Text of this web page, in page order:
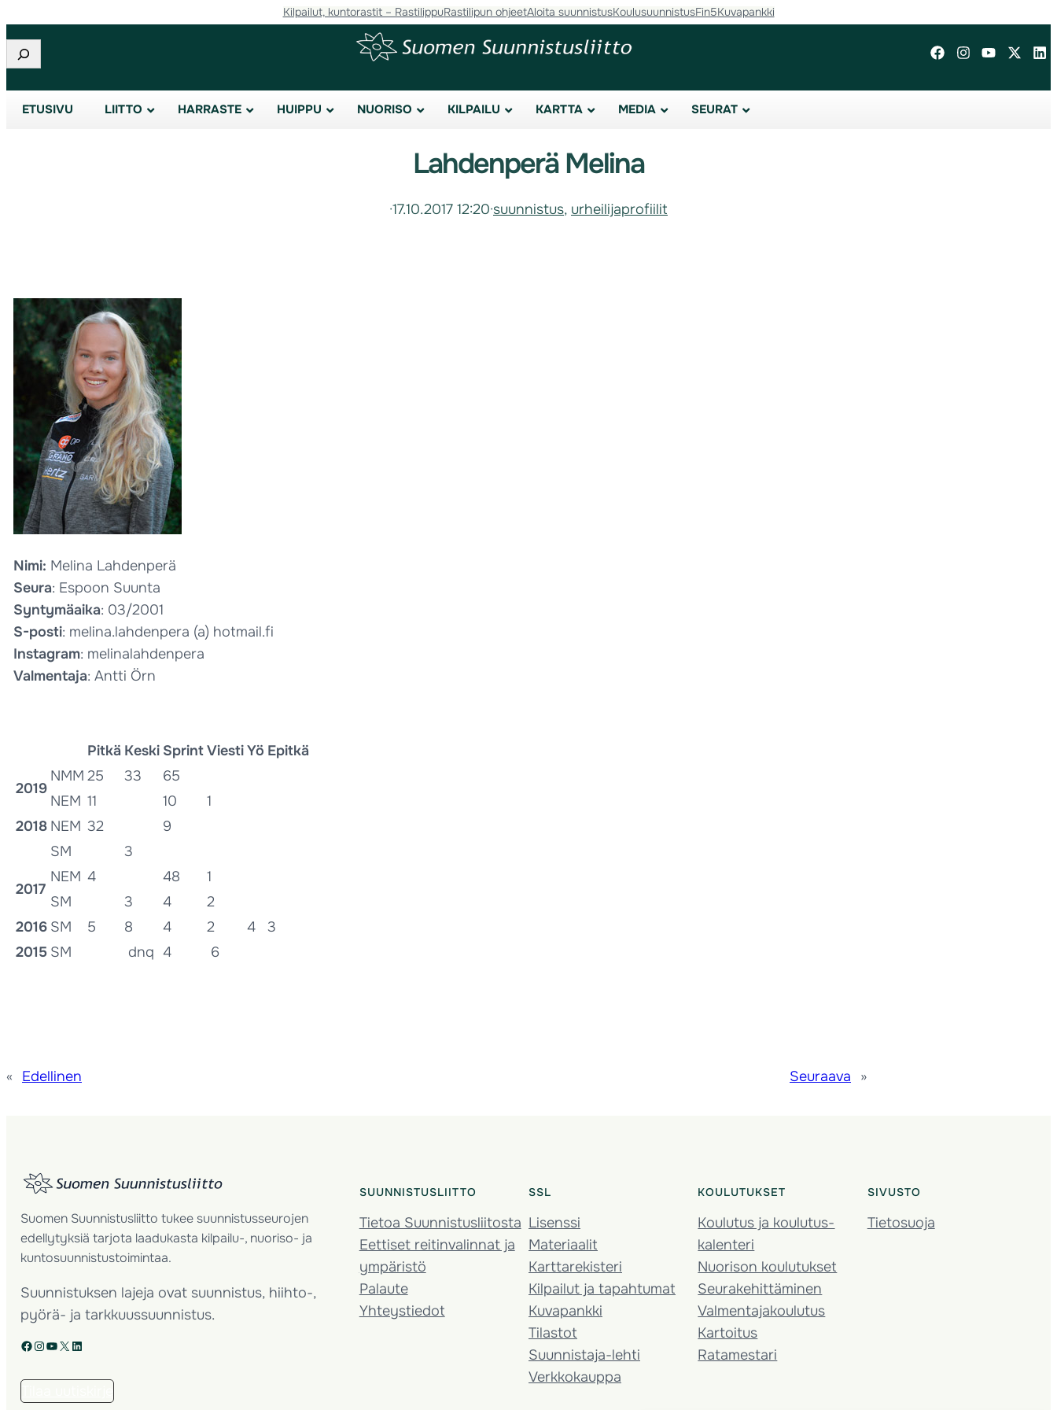
Kilpailut, kuntorastit – RastilippuRastilipun ohjeetAloita suunnistusKoulusuunnistusFin5Kuvapankki
Etsi
ETUSIVU LIITTO HARRASTE HUIPPU NUORISO KILPAILU KARTTA MEDIA SEURAT
Lahdenperä Melina
·17.10.2017 12:20·suunnistus, urheilijaprofiilit
Nimi: Melina Lahdenperä
Seura: Espoon Suunta
Syntymäaika: 03/2001
S-posti: melina.lahdenpera (a) hotmail.fi
Instagram: melinalahdenpera
Valmentaja: Antti Örn
Pitkä Keski SprintViestiYö Epitkä
2019
NMM 25 33
65
NEM 11 10
1
2018 NEM 32
9
SM
3
2017
NEM 4 48
1
SM
3 4
2
2016 SM 5 8 4 2 4
3
2015 SM dnq 4 6
« Edellinen Seuraava »
Suomen Suunnistusliitto tukee suunnistusseurojen
edellytyksiä tarjota laadukasta kilpailu-, nuoriso- ja
kuntosuunnistustoimintaa.
Suunnistuksen lajeja ovat suunnistus, hiihto-,
pyörä- ja tarkkuussuunnistus.
Facebook Instagram YouTube X LinkedIn
SUUNNISTUSLIITTO
Tietoa Suunnistusliitosta
Eettiset reitinvalinnat ja
ympäristö
Palaute
Yhteystiedot
SSL
Lisenssi
Materiaalit
Karttarekisteri
Kilpailut ja tapahtumat
Kuvapankki
Tilastot
Suunnistaja-lehti
Verkkokauppa
KOULUTUKSET
Koulutus ja koulutus­
kalenteri
Nuorison koulutukset
Seura­kehittäminen
Valmentaja­koulutus
Kartoitus
Ratamestari
SIVUSTO
Tietosuoja